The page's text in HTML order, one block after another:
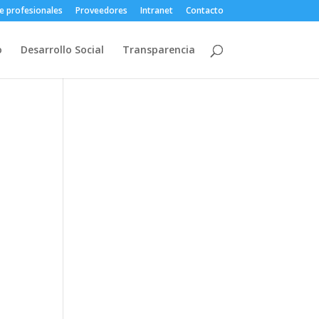
profesionales Proveedores Intranet Contacto
Desarrollo Social Transparencia